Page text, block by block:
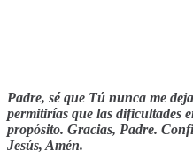
Padre, sé que Tú nunca me
permitirías que las dificultades
propósito. Gracias, Padre.
Jesús, Amén.